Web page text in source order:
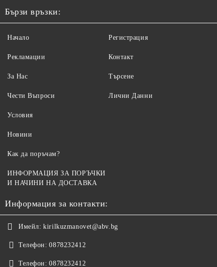
Бързи връзки:
Начало
Рекламации
За Нас
Чести Въпроси
Регистрация
Контакт
Търсене
Лични Данни
Условия
Новини
Как да поръчам?
ИНФОРМАЦИЯ ЗА ПОРЪЧКИ
И НАЧИНИ НА ДОСТАВКА
Информация за контакти:
Имейл: kirilkuzmanovet@abv.bg
Телефон: 0878232412
Телефон: 0878232412